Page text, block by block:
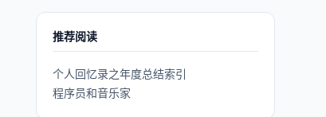
推荐阅读
个人回忆录之年度总结索引
程序员和音乐家